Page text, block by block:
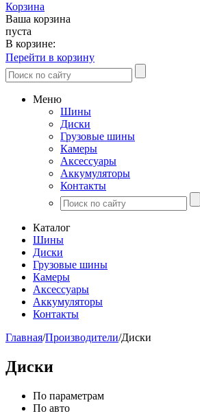
Корзина
Ваша корзина
пуста
В корзине:
Перейти в корзину
Меню
Шины
Диски
Грузовые шины
Камеры
Аксессуары
Аккумуляторы
Контакты
Каталог
Шины
Диски
Грузовые шины
Камеры
Аксессуары
Аккумуляторы
Контакты
Главная/Производители/Диски
Диски
По параметрам
По авто